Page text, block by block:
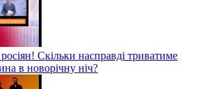
Скільки насправді триватиме
в новорічну ніч?